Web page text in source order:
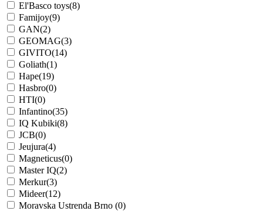
El'Basco toys(8)
Famijoy(9)
GAN(2)
GEOMAG(3)
GIVITO(14)
Goliath(1)
Hape(19)
Hasbro(0)
HTI(0)
Infantino(35)
IQ Kubiki(8)
JCB(0)
Jeujura(4)
Magneticus(0)
Master IQ(2)
Merkur(3)
Mideer(12)
Moravska Ustrenda Brno (0)